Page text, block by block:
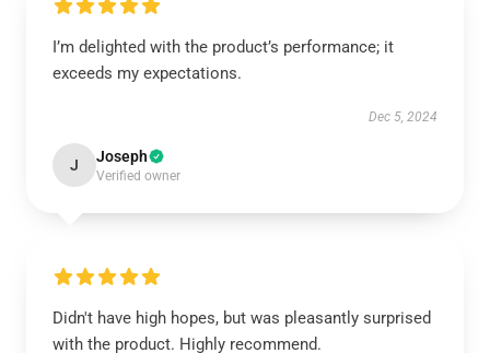
I’m delighted with the product’s performance; it
exceeds my expectations.
Dec 5, 2024
J Joseph
Verified owner
Didn't have high hopes, but was pleasantly surprised
with the product. Highly recommend.